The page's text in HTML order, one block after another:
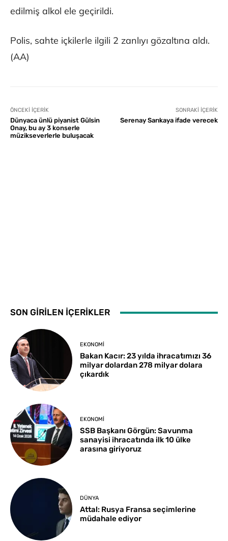
edilmiş alkol ele geçirildi.
Polis, sahte içkilerle ilgili 2 zanlıyı gözaltına aldı.
(AA)
ÖNCEKI İÇERIK
Dünyaca ünlü piyanist Gülsin
Onay, bu ay 3 konserle
müzikseverlerle buluşacak
SONRAKI İÇERIK
Serenay Sarıkaya ifade verecek
SON GİRİLEN İÇERİKLER
EKONOMI
Bakan Kacır: 23 yılda ihracatımızı 36
milyar dolardan 278 milyar dolara
çıkardık
EKONOMI
SSB Başkanı Görgün: Savunma
sanayisi ihracatında ilk 10 ülke
arasına giriyoruz
DÜNYA
Attal: Rusya Fransa seçimlerine
müdahale ediyor